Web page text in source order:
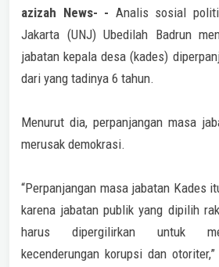
azizah News- - Analis sosial
Jakarta (UNJ) Ubedilah Badrun
jabatan kepala desa (kades)
dari yang tadinya 6 tahun.
Menurut dia, perpanjangan masa
merusak demokrasi.
“Perpanjangan masa jabatan Kades
karena jabatan publik yang dipilih
harus dipergilirkan untuk
kecenderungan korupsi dan